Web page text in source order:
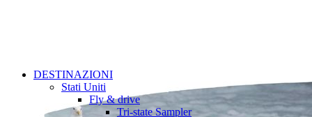
DESTINAZIONI
Stati Uniti
Fly & drive
Tri-state Sampler